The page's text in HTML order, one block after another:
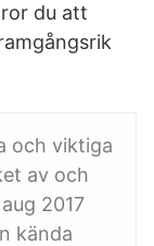
du att
och viktiga
av och
2017
kända